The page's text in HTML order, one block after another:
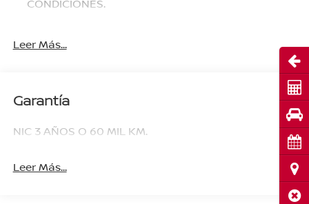
CONDICIONES.
Leer Más...
Garantía
NIC 3 AÑOS O 60 MIL KM.
Leer Más...